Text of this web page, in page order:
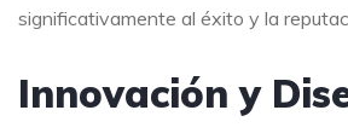
significativamente al éxito y la
Innovación y